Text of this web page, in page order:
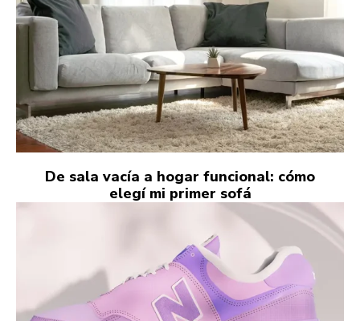
De sala vacía a hogar funcional: cómo
elegí mi primer sofá